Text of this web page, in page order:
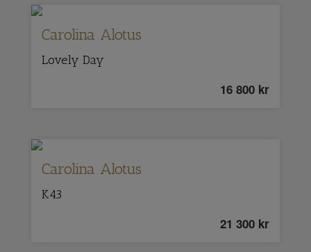
Carolina Alotus
Lovely Day
16 800 kr
Carolina Alotus
K43
21 300 kr